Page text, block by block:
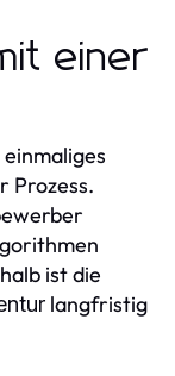
einer
Prozess.
ist die
langfristig